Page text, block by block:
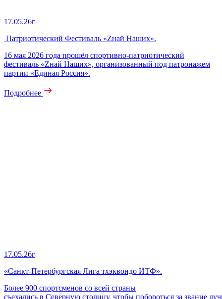
17.05.26г
Патриотический Фестиваль «Zнай Наших».
16 мая 2026 года прошёл спортивно‑патриотический
фестиваль «Zнай Наших», организованный под патронажем
партии «Единая Россия».
Подробнее
17.05.26г
«Санкт‑Петербургская Лига тхэквондо ИТФ».
Более 900 спортсменов со всей страны
съехались в Северную столицу, чтобы побороться за звание